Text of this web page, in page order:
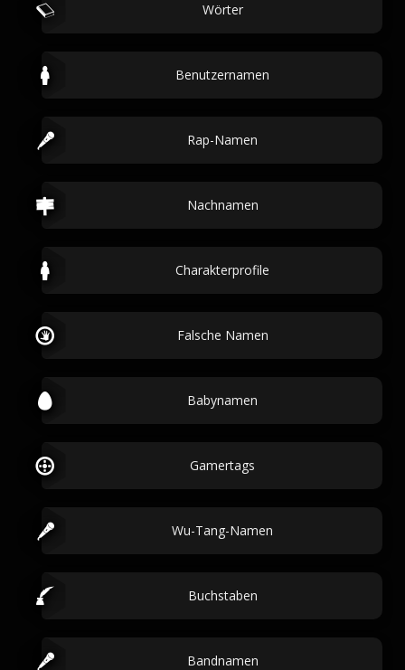
Wörter
Benutzernamen
Rap-Namen
Nachnamen
Charakterprofile
Falsche Namen
Babynamen
Gamertags
Wu-Tang-Namen
Buchstaben
Bandnamen